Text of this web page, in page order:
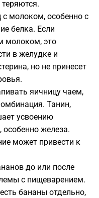
молоком, особенно с
белка. Если
молоком, это
в желудке и
но не принесет
яичницу чаем,
Танин,
усвоению
особенно железа.
может привести к
до или после
с пищеварением.
бананы отдельно,